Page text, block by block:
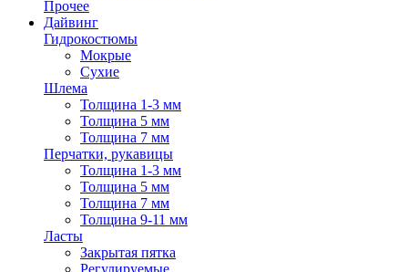
Прочее
Дайвинг
Гидрокостюмы
Мокрые
Сухие
Шлема
Толщина 1-3 мм
Толщина 5 мм
Толщина 7 мм
Перчатки, рукавицы
Толщина 1-3 мм
Толщина 5 мм
Толщина 7 мм
Толщина 9-11 мм
Ласты
Закрытая пятка
Регулируемые